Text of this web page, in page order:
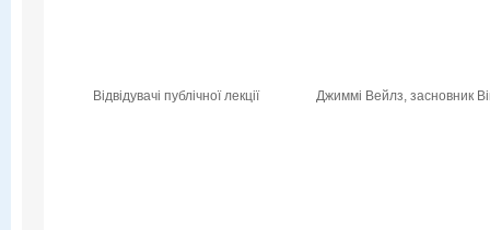
Відвідувачі публічної лекції Джиммі Вейлз, засновник